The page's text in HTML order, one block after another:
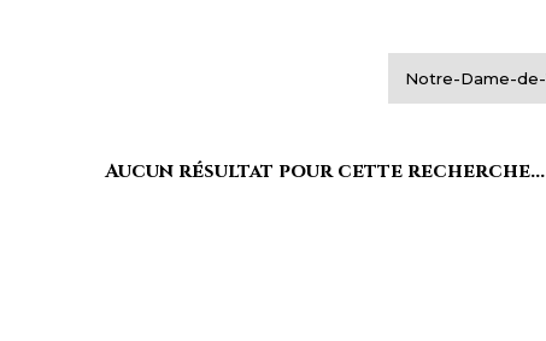
Aucun résultat pour cette recherche...